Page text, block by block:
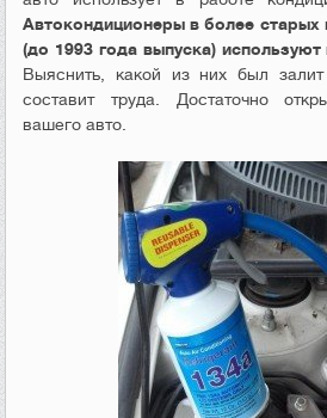
Автокондиционеры в более старых
(до 1993 года выпуска)
Выяснить, какой из них был
составит труда. Достаточно
вашего авто.